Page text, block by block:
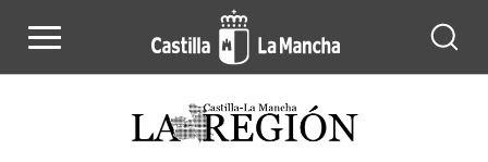
Actualidad de la región de Castilla-